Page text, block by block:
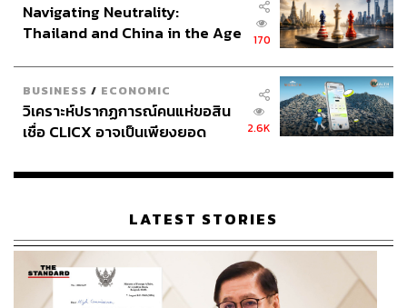
Navigating Neutrality:
Thailand and China in the Age
170
BUSINESS / ECONOMIC
วิเคราะห์ปรากฏการณ์คนแห่ขอสิน
เชื่อ CLICX อาจเป็นเพียงยอด
เรือนไทยที่ถูกซุกไว้
2.6K
LATEST STORIES